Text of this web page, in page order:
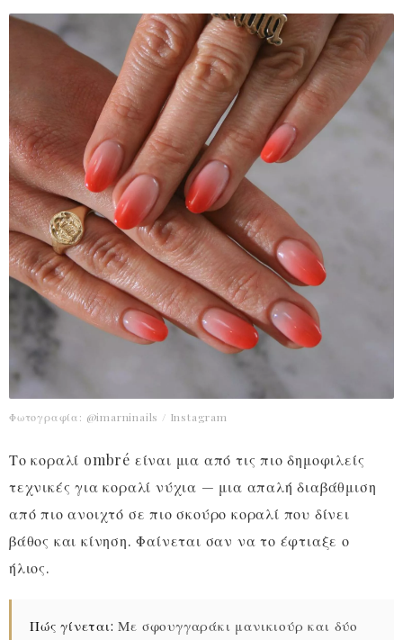
Φωτογραφία: @imarninails / Instagram
Το κοραλί ombré είναι μια από τις πιο δημοφιλείς
τεχνικές για κοραλί νύχια — μια απαλή διαβάθμιση
από πιο ανοιχτό σε πιο σκούρο κοραλί που δίνει
βάθος και κίνηση. Φαίνεται σαν να το έφτιαξε ο
ήλιος.
Πώς γίνεται: Με σφουγγαράκι μανικιούρ και δύο